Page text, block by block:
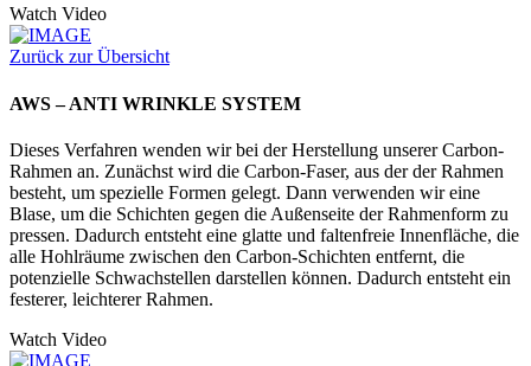
Watch Video
Zurück zur Übersicht
AWS – ANTI WRINKLE SYSTEM
Dieses Verfahren wenden wir bei der Herstellung unserer Carbon-
Rahmen an. Zunächst wird die Carbon-Faser, aus der der Rahmen
besteht, um spezielle Formen gelegt. Dann verwenden wir eine
Blase, um die Schichten gegen die Außenseite der Rahmenform zu
pressen. Dadurch entsteht eine glatte und faltenfreie Innenfläche, die
alle Hohlräume zwischen den Carbon-Schichten entfernt, die
potenzielle Schwachstellen darstellen können. Dadurch entsteht ein
festerer, leichterer Rahmen.
Watch Video